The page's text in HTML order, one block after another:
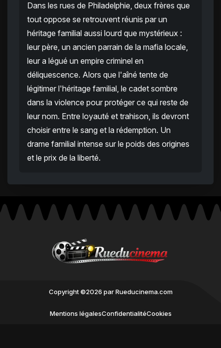
Dans les rues de Philadelphie, deux frères que
tout oppose se retrouvent réunis par un
héritage familial aussi lourd que mystérieux :
leur père, un ancien parrain de la mafia locale,
leur a légué un empire criminel en
déliquescence. Alors que l'aîné tente de
légitimer l'héritage familial, le cadet sombre
dans la violence pour protéger ce qui reste de
leur nom. Entre loyauté et trahison, ils devront
choisir entre le sang et la rédemption. Un
drame familial intense sur le poids des origines
et le prix de la liberté.
Copyright ©2026 par Rueducinema.com
Mentions légalesConfidentialitéCookies